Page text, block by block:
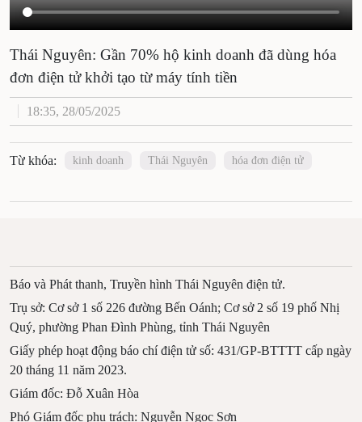
Thái Nguyên: Gần 70% hộ kinh doanh đã dùng hóa
đơn điện tử khởi tạo từ máy tính tiền
18:35, 28/05/2025
Từ khóa: kinh doanh Thái Nguyên hóa đơn điện tử
Báo và Phát thanh, Truyền hình Thái Nguyên điện tử.
Trụ sở: Cơ sở 1 số 226 đường Bến Oánh; Cơ sở 2 số 19 phố Nhị
Quý, phường Phan Đình Phùng, tỉnh Thái Nguyên
Giấy phép hoạt động báo chí điện tử số: 431/GP-BTTTT cấp ngày
20 tháng 11 năm 2023.
Giám đốc: Đỗ Xuân Hòa
Phó Giám đốc phụ trách: Nguyễn Ngọc Sơn